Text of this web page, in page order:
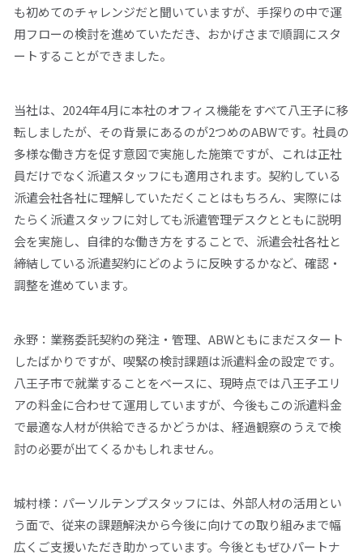
も初めてのチャレンジだと聞いていますが、手探りの中で運
用フローの検討を進めていただき、おかげさまで順調にスタ
ートすることができました。
当社は、2024年4月に本社のオフィス機能をすべて八王子に移
転しましたが、その背景にあるのが2つめのABWです。社員の
多様な働き方を促す意図で実施した施策ですが、これは正社
員だけでなく派遣スタッフにも適用されます。契約している
派遣会社各社に理解していただくことはもちろん、実際には
たらく派遣スタッフに対しても派遣管理デスクとともに説明
会を実施し、自律的な働き方をすることで、派遣会社各社と
締結している派遣契約にどのように反映するかなど、確認・
調整を進めています。
永野：業務委託契約の発注・管理、ABWともにまだスタート
したばかりですが、喫緊の検討課題は派遣料金の設定です。
八王子市で就業することをベースに、現時点では八王子エリ
アの料金に合わせて運用していますが、今後もこの派遣料金
で最適な人材が供給できるかどうかは、経過観察のうえで検
討の必要が出てくるかもしれません。
城村様：パーソルテンプスタッフには、外部人材の活用とい
う面で、従来の課題解決から今後に向けての取り組みまで幅
広くご支援いただき助かっています。今後ともぜひパートナ